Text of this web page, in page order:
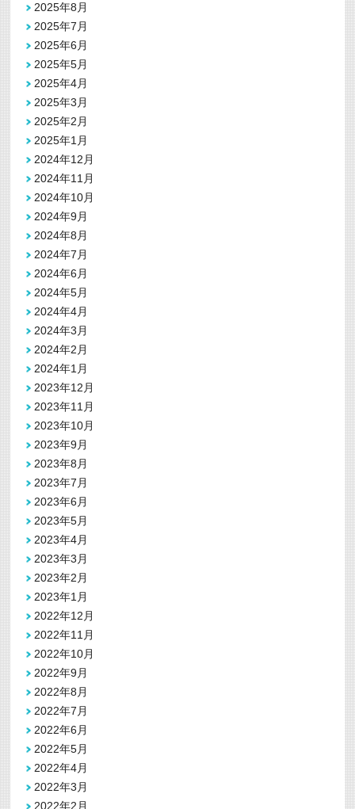
2025年8月
2025年7月
2025年6月
2025年5月
2025年4月
2025年3月
2025年2月
2025年1月
2024年12月
2024年11月
2024年10月
2024年9月
2024年8月
2024年7月
2024年6月
2024年5月
2024年4月
2024年3月
2024年2月
2024年1月
2023年12月
2023年11月
2023年10月
2023年9月
2023年8月
2023年7月
2023年6月
2023年5月
2023年4月
2023年3月
2023年2月
2023年1月
2022年12月
2022年11月
2022年10月
2022年9月
2022年8月
2022年7月
2022年6月
2022年5月
2022年4月
2022年3月
2022年2月